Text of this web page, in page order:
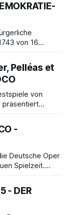
von 16
das es
der Musik ....
Pelléas et
von
präsentiert
-
Deutsche Oper
Spielzeit.
- DER